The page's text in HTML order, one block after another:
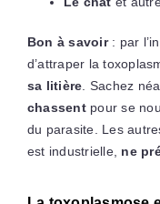
Bon à savoir: par
d’attraper la
sa litière . Sachez
chassentpour se
du parasite. Les
est industrielle, ne